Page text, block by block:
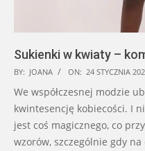
Sukienki w kwiaty –
2025-
01-
24
BY: JOANA ON: 24 STYCZNIA
We współczesnej modzie
kwintesencję kobiecości. I
jest coś magicznego, co
wzorów, szczególnie gdy